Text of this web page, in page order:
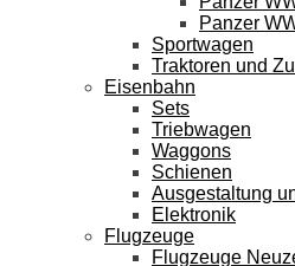
Panzer WW
Sportwagen
Traktoren und
Eisenbahn
Sets
Triebwagen
Waggons
Schienen
Ausgestaltung
Elektronik
Flugzeuge
Flugzeuge